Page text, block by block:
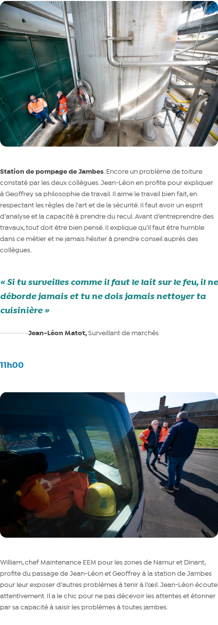
Station de pompage de Jambes. Encore un problème de toiture
constaté par les deux collègues. Jean-Léon en profite pour expliquer
à Geoffrey sa philosophie de travail. Il aime le travail bien fait, en
respectant les règles de l’art et de la sécurité. Il faut avoir un esprit
d’analyse et la capacité à prendre du recul. Avant d’entreprendre des
travaux, tout doit être bien pensé. Il explique qu’il faut être humble
dans ce métier et ne jamais hésiter à prendre conseil auprès des
collègues.
Si tu surveilles comme il faut le lait sur le feu, il ne
déborde jamais et tu ne dois jamais nettoyer ta
cuisinière
Jean-Léon Matot,Surveillant de marchés
11h00
William, chef Maintenance EEM pour les zones de Namur et Dinant,
profite du passage de Jean-Léon et Geoffrey à la station de Jambes
pour leur exposer d’autres problèmes à tenir à l’œil. Jean-Léon écoute
attentivement. Il a le chic pour ne pas décevoir les attentes et étonner
par sa capacité à saisir les problèmes à toutes jambes.